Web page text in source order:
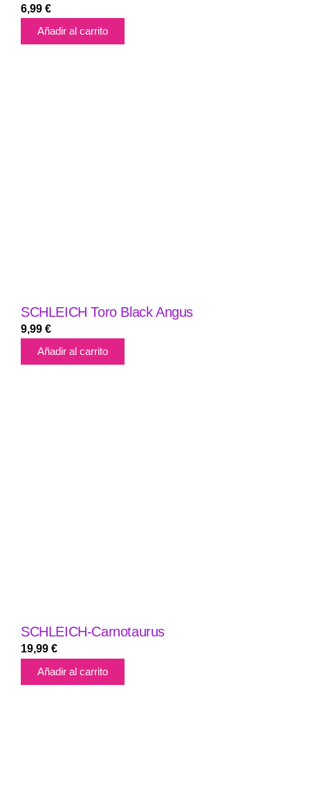
6,99 €
Añadir al carrito
SCHLEICH Toro Black Angus
9,99 €
Añadir al carrito
SCHLEICH-Carnotaurus
19,99 €
Añadir al carrito